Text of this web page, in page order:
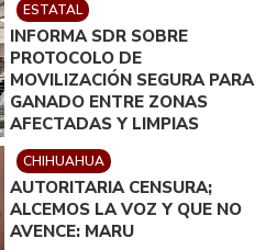
ESTATAL
INFORMA SDR SOBRE
PROTOCOLO DE
MOVILIZACIÓN SEGURA PARA
GANADO ENTRE ZONAS
AFECTADAS Y LIMPIAS
CHIHUAHUA
AUTORITARIA CENSURA;
ALCEMOS LA VOZ Y QUE NO
AVENCE: MARU